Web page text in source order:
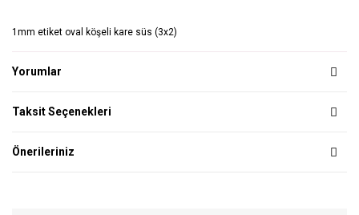
1mm etiket oval köşeli kare süs (3x2)
Yorumlar
Taksit Seçenekleri
Önerileriniz